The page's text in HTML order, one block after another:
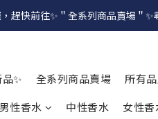
趕快前往✨＂全系列商品賣場＂✨
✨ 全系列商品賣場 所有
男性香水 中性香水 女性香